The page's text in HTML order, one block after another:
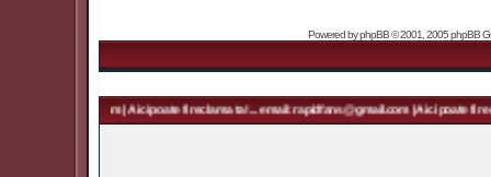
Powered byphpBB© 2001, 2005 phpBB
| Aici poate fi reclama ta! ... email: rapidfans@gmail.com | Aici poate fi